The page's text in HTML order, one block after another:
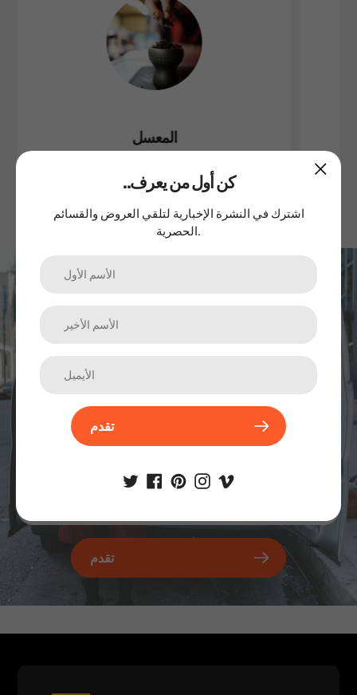
المعسل
اشترك في نشرتنا الإخبارية
الترقيات والمنتجات الجديدة والمبيعات. مباشرة إلى صندوق الوارد
تقدم
..كن أول من يعرف
اشترك في النشرة الإخبارية لتلقي العروض والقسائم
الحصرية.
تقدم